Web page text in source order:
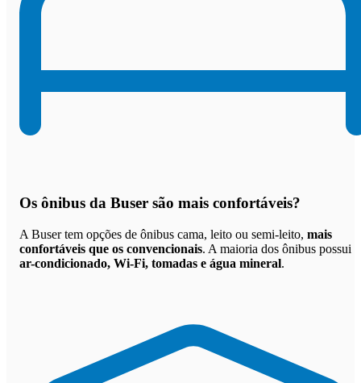
Os ônibus da Buser são mais confortáveis?
A Buser tem opções de ônibus cama, leito ou semi-leito, mais
confortáveis que os convencionais. A maioria dos ônibus possui
ar-condicionado, Wi-Fi, tomadas e água mineral.